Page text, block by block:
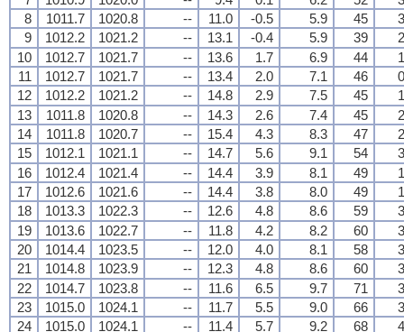
8
1011.7 1020.8 -- 11.0 -0.5 5.9 45
9
1012.2 1021.2 -- 13.1 -0.4 5.9 39
10
1012.7 1021.7 -- 13.6 1.7 6.9 44
11
1012.7 1021.7 -- 13.4 2.0 7.1 46
12
1012.2 1021.2 -- 14.8 2.9 7.5 45
13
1011.8 1020.8 -- 14.3 2.6 7.4 45
14
1011.8 1020.7 -- 15.4 4.3 8.3 47
15
1012.1 1021.1 -- 14.7 5.6 9.1 54
16
1012.4 1021.4 -- 14.4 3.9 8.1 49
17
1012.6 1021.6 -- 14.4 3.8 8.0 49
18
1013.3 1022.3 -- 12.6 4.8 8.6 59
19
1013.6 1022.7 -- 11.8 4.2 8.2 60
20
1014.4 1023.5 -- 12.0 4.0 8.1 58
21
1014.8 1023.9 -- 12.3 4.8 8.6 60
22
1014.7 1023.8 -- 11.6 6.5 9.7 71
23
1015.0 1024.1 -- 11.7 5.5 9.0 66
24
1015.0 1024.1 -- 11.4 5.7 9.2 68